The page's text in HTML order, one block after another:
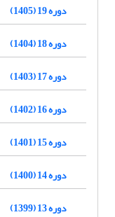
دوره 19 (1405)
دوره 18 (1404)
دوره 17 (1403)
دوره 16 (1402)
دوره 15 (1401)
دوره 14 (1400)
دوره 13 (1399)